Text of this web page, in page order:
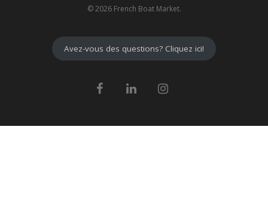
© 2026 French Boat Market.
Avez-vous des questions? Cliquez ici!